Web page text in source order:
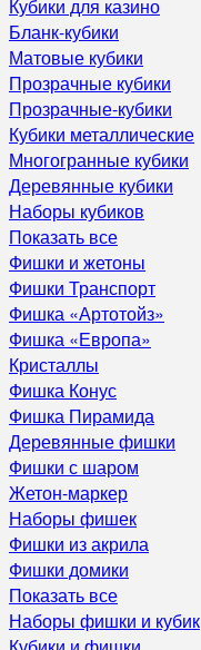
Кубики для казино
Бланк-кубики
Матовые кубики
Прозрачные кубики
Прозрачные-кубики
Кубики металлические
Многогранные кубики
Деревянные кубики
Наборы кубиков
Показать все
Фишки и жетоны
Фишки Транспорт
Фишка «Артотойз»
Фишка «Европа»
Кристаллы
Фишка Конус
Фишка Пирамида
Деревянные фишки
Фишки с шаром
Жетон-маркер
Наборы фишек
Фишки из акрила
Фишки домики
Показать все
Наборы фишки и кубик